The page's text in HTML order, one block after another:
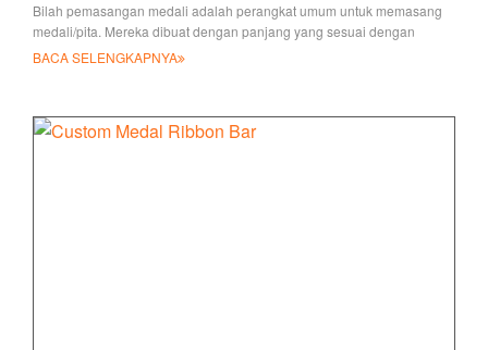
Bilah pemasangan medali adalah perangkat umum untuk memasang
medali/pita. Mereka dibuat dengan panjang yang sesuai dengan
jumlah medali yang wi
BACA SELENGKAPNYA